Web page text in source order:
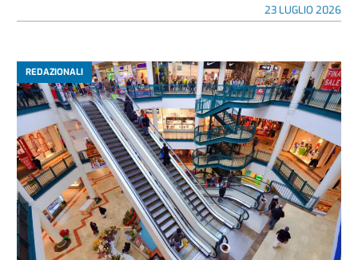
23 LUGLIO 2026
REDAZIONALI